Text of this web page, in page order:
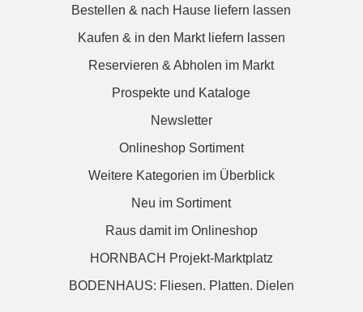
Bestellen & nach Hause liefern lassen
Kaufen & in den Markt liefern lassen
Reservieren & Abholen im Markt
Prospekte und Kataloge
Newsletter
Onlineshop Sortiment
Weitere Kategorien im Überblick
Neu im Sortiment
Raus damit im Onlineshop
HORNBACH Projekt-Marktplatz
BODENHAUS: Fliesen. Platten. Dielen